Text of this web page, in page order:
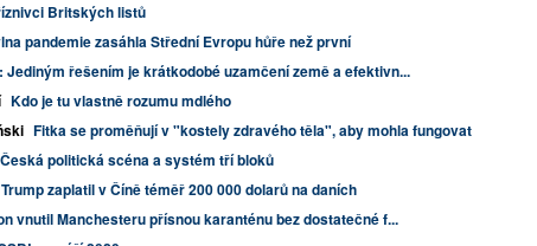
Britských listů
pandemie zasáhla Střední Evropu hůře než první
řešením je krátkodobé uzamčení země a efektivn...
Kdo je tu vlastně rozumu mdlého
Fitka se proměňují v "kostely zdravého těla", aby mohla fungovat
Česká politická scéna a systém tří bloků
zaplatil v Číně téměř 200 000 dolarů na daních
vnutil Manchesteru přísnou karanténu bez dostatečné f...